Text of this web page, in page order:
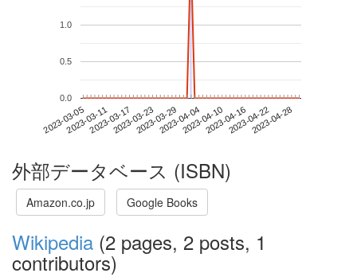
2023-03-052023-03-112023-03-172023-03-232023-03-292023-04-042023-04-102023-04-162023-04-222023-04-28
0.0
0.5
1.0
外部データベース (ISBN)
Amazon.co.jp Google Books
Wikipedia (2 pages, 2 posts, 1
contributors)